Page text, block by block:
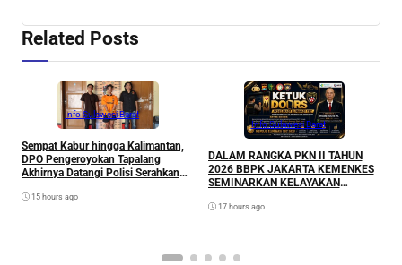
Related Posts
Info Sulawesi Barat
Sempat Kabur hingga Kalimantan,
DPO Pengeroyokan Tapalang
Akhirnya Datangi Polisi Serahkan
15 hours ago
Info Sulawesi Barat
DALAM RANGKA PKN II TAHUN
2026 BBPK JAKARTA KEMENKES
SEMINARKAN KELAYAKAN
PERUBAHAN KETUK DOORS
17 hours ago